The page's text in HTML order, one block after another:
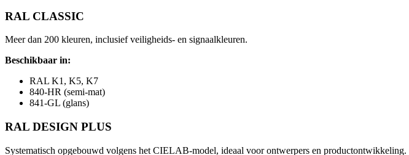
RAL CLASSIC
Meer dan 200 kleuren, inclusief veiligheids- en signaalkleuren.
Beschikbaar in:
RAL K1, K5, K7
840-HR (semi-mat)
841-GL (glans)
RAL DESIGN PLUS
Systematisch opgebouwd volgens het CIELAB-model, ideaal voor ontwerpers en productontwikkeling.